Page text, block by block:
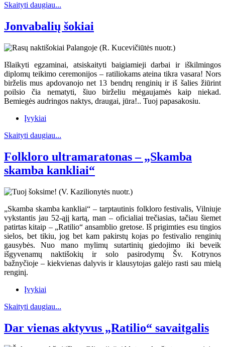
Skaityti daugiau...
Jonvabalių šokiai
Išlaikyti egzaminai, atsiskaityti baigiamieji darbai ir iškilmingos
diplomų teikimo ceremonijos – ratiliokams ateina tikra vasara! Nors
birželis mus apdovanojo net 13 bendrų renginių ir iš šalies žiūrint
poilsio čia nematyti, šiuo birželiu mėgaujamės kaip niekad.
Bemiegės audringos naktys, draugai, jūra!.. Tuoj papasakosiu.
Įvykiai
Skaityti daugiau...
Folkloro ultramaratonas – „Skamba
skamba kankliai“
„Skamba skamba kankliai“ – tarptautinis folkloro festivalis, Vilniuje
vykstantis jau 52-ąjį kartą, man – oficialiai trečiasias, tačiau šiemet
patirtas kitaip – „Ratilio“ ansamblio gretose. Iš prigimties esu tingios
sielos, bet tikiu, jog bet kam pakirstų kojas po festivalio renginių
gausybės. Nuo mano mylimų sutartinių giedojimo iki beveik
išgyvenamų naktišokių ir solo pasirodymų Šv. Kotrynos
bažnyčioje – kiekvienas dalyvis ir klausytojas galėjo rasti sau mielą
renginį.
Įvykiai
Skaityti daugiau...
Dar vienas aktyvus „Ratilio“ savaitgalis